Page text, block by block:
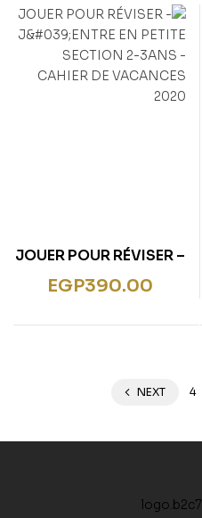
JOUER POUR RÉVISER –
J’ENTRE EN PETITE
EGP390.00
4
NEXT